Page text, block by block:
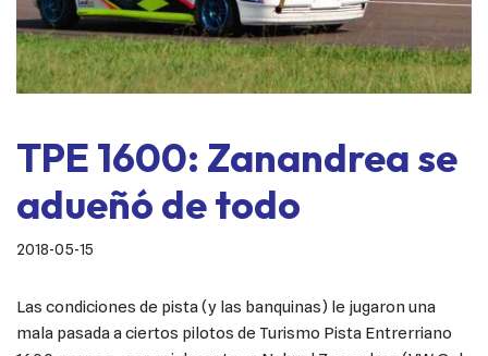
TPE 1600: Zanandrea se
adueñó de todo
2018-05-15
Las condiciones de pista (y las banquinas) le jugaron una
mala pasada a ciertos pilotos de Turismo Pista Entrerriano